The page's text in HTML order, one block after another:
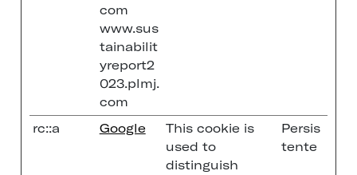
com
www.sus
tainabilit
yreport2
023.plmj.
com
rc::a Google
This cookie is
used to
distinguish
Persis
tente